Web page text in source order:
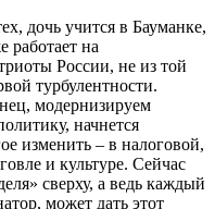
дочь учится в Бауманке,
на
России, не из той
турбулентности.
модернизируем
начнется
изменить – в налоговой,
и культуре. Сейчас
сверху, а ведь каждый
может дать этот